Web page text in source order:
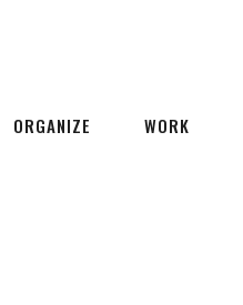
ORGANIZE WORK